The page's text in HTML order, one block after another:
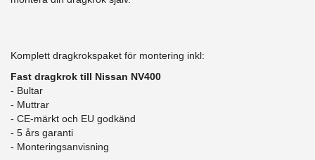
Komplett dragkrokspaket för montering inkl:
Fast dragkrok till Nissan NV400
- Bultar
- Muttrar
- CE-märkt och EU godkänd
​- 5 års garanti
- Monteringsanvisning